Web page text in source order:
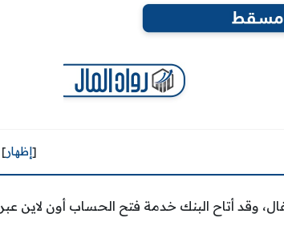
[إظهار]
وقد أتاح البنك خدمة فتح الحساب أون لاين عبر